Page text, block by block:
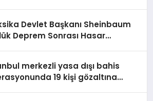
Devlet Başkanı Sheinbaum
Deprem Sonrası Hasar
merkezli yasa dışı bahis
19 kişi gözaltına